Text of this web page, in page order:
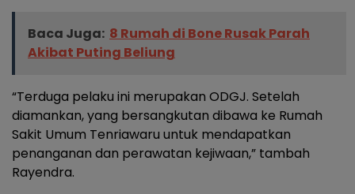
Baca Juga: 8 Rumah di Bone Rusak Parah
Akibat Puting Beliung
“Terduga pelaku ini merupakan ODGJ. Setelah
diamankan, yang bersangkutan dibawa ke Rumah
Sakit Umum Tenriawaru untuk mendapatkan
penanganan dan perawatan kejiwaan,” tambah
Rayendra.